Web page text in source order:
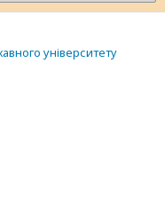
університету